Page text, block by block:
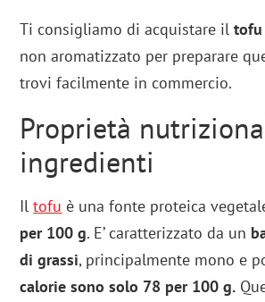
Ti consigliamo di acquistare iltofu
non aromatizzato per preparare
trovi facilmente in commercio.
Proprietà
ingredienti
Iltofu è una fonte proteica
per 100 g. E’ caratterizzato da un
di grassi, principalmente mono e
calorie sono solo 78 per 100 g.